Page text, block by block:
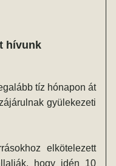
hívunk
tíz hónapon át
gyülekezeti
elkötelezett
hogy idén 10